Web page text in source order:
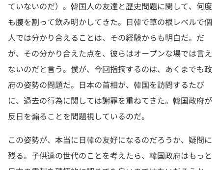
ていないのだ）。韓国人の友達と歴史問題に関して、何度
も腹を割って飲み明かしてきた。日韓で草の根レベルで個
人では分かり合えることは、その経験からも明白だ。だ
が、その分かり合えた点を、彼らはオープンな場では言え
ないのだと言う。僕が、今回指摘するのは、あくまでも政
府の姿勢の問題だ。日本の首相が、韓国を訪問するたび
に、過去の行為に関しては謝罪を重ねてきた。韓国政府が
反日を煽ることを問題視しているのだ。
この姿勢が、本当に日韓の友好になるのだろうか、疑問に
残る。子供達の世代のことを考えたら、韓国政府はもっと